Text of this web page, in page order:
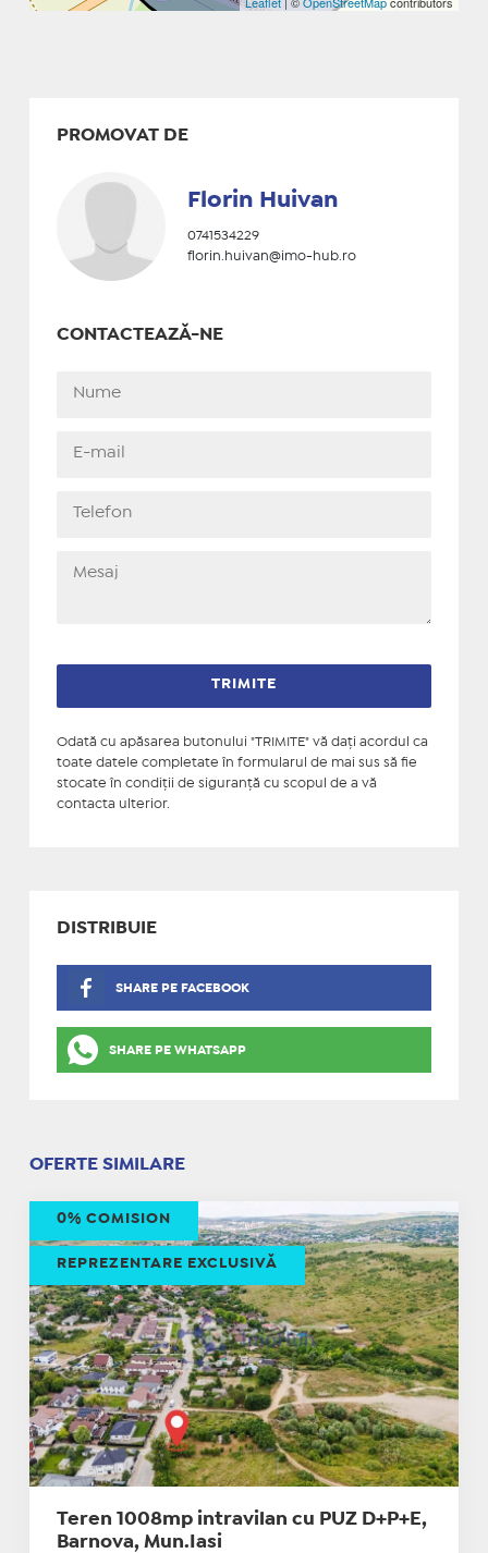
PROMOVAT DE
Florin Huivan
0741534229
florin.huivan@imo-hub.ro
CONTACTEAZĂ-NE
Odată cu apăsarea butonului "TRIMITE" vă daţi acordul ca
toate datele completate în formularul de mai sus să fie
stocate în condiţii de siguranţă cu scopul de a vă
contacta ulterior.
DISTRIBUIE
SHARE PE FACEBOOK
SHARE PE WHATSAPP
OFERTE SIMILARE
Teren 1008mp intravilan cu PUZ D+P+E,
Barnova, Mun.Iasi
0% COMISION
REPREZENTARE EXCLUSIVĂ